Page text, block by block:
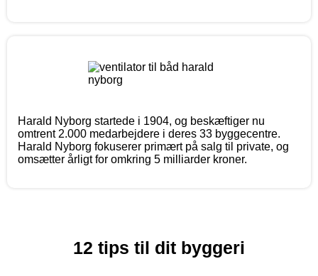
Harald Nyborg startede i 1904, og beskæftiger nu
omtrent 2.000 medarbejdere i deres 33 byggecentre.
Harald Nyborg fokuserer primært på salg til private, og
omsætter årligt for omkring 5 milliarder kroner.
12 tips til dit byggeri